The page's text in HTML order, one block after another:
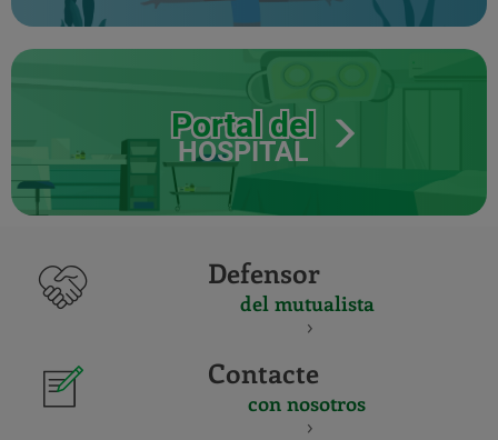
Portal del
HOSPITAL
Defensor
del mutualista
Contacte
con nosotros